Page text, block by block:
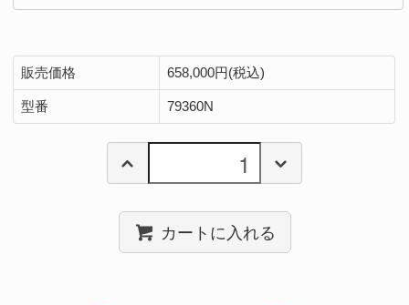
販売価格 658,000円(税込)
型番 79360N
カートに入れる